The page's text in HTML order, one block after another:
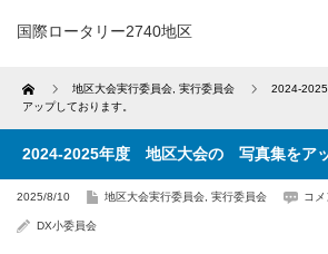
国際ロータリー2740地区
Home 地区大会実行委員会 実行委員会
2024-
アップしております。
2024-2025年度 地区大会の 写真集をアッ
2025/8/10 地区大会実行委員会 実行委員会 コメ
DX小委員会